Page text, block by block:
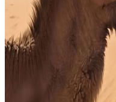
Accogli il nuovo anno con
per favorire chiarezza,
esperienza immersiva
dell’esp...
27 dicembre 2026
11:00